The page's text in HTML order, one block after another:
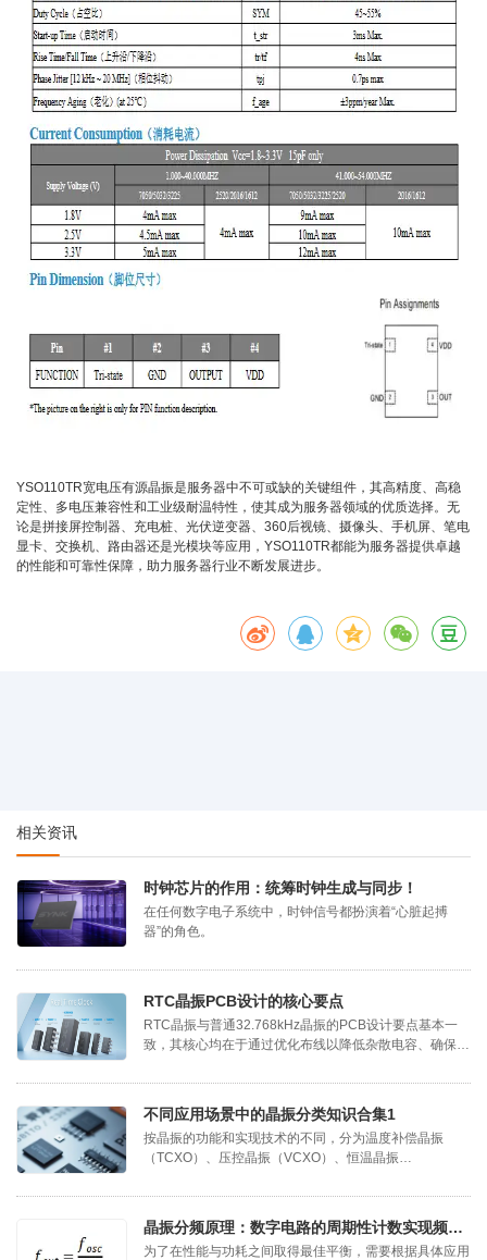
YSO110TR宽电压有源晶振是服务器中不可或缺的关键组件，其高精度、高稳
定性、多电压兼容性和工业级耐温特性，使其成为服务器领域的优质选择。无
论是拼接屏控制器、充电桩、光伏逆变器、360后视镜、摄像头、手机屏、笔电
显卡、交换机、路由器还是光模块等应用，YSO110TR都能为服务器提供卓越
的性能和可靠性保障，助力服务器行业不断发展进步。
相关资讯
时钟芯片的作用：统筹时钟生成与同步！
在任何数字电子系统中，时钟信号都扮演着“心脏起搏
器”的角色。
RTC晶振PCB设计的核心要点
RTC晶振与普通32.768kHz晶振的PCB设计要点基本一
致，其核心均在于通过优化布线以降低杂散电容、确保频
他信号源的电磁干扰。
不同应用场景中的晶振分类知识合集1
按晶振的功能和实现技术的不同，分为温度补偿晶振
（TCXO）、压控晶振（VCXO）、恒温晶振
晶振分频原理：数字电路的周期性计数实现频率转换！
为了在性能与功耗之间取得最佳平衡，需要根据具体应用